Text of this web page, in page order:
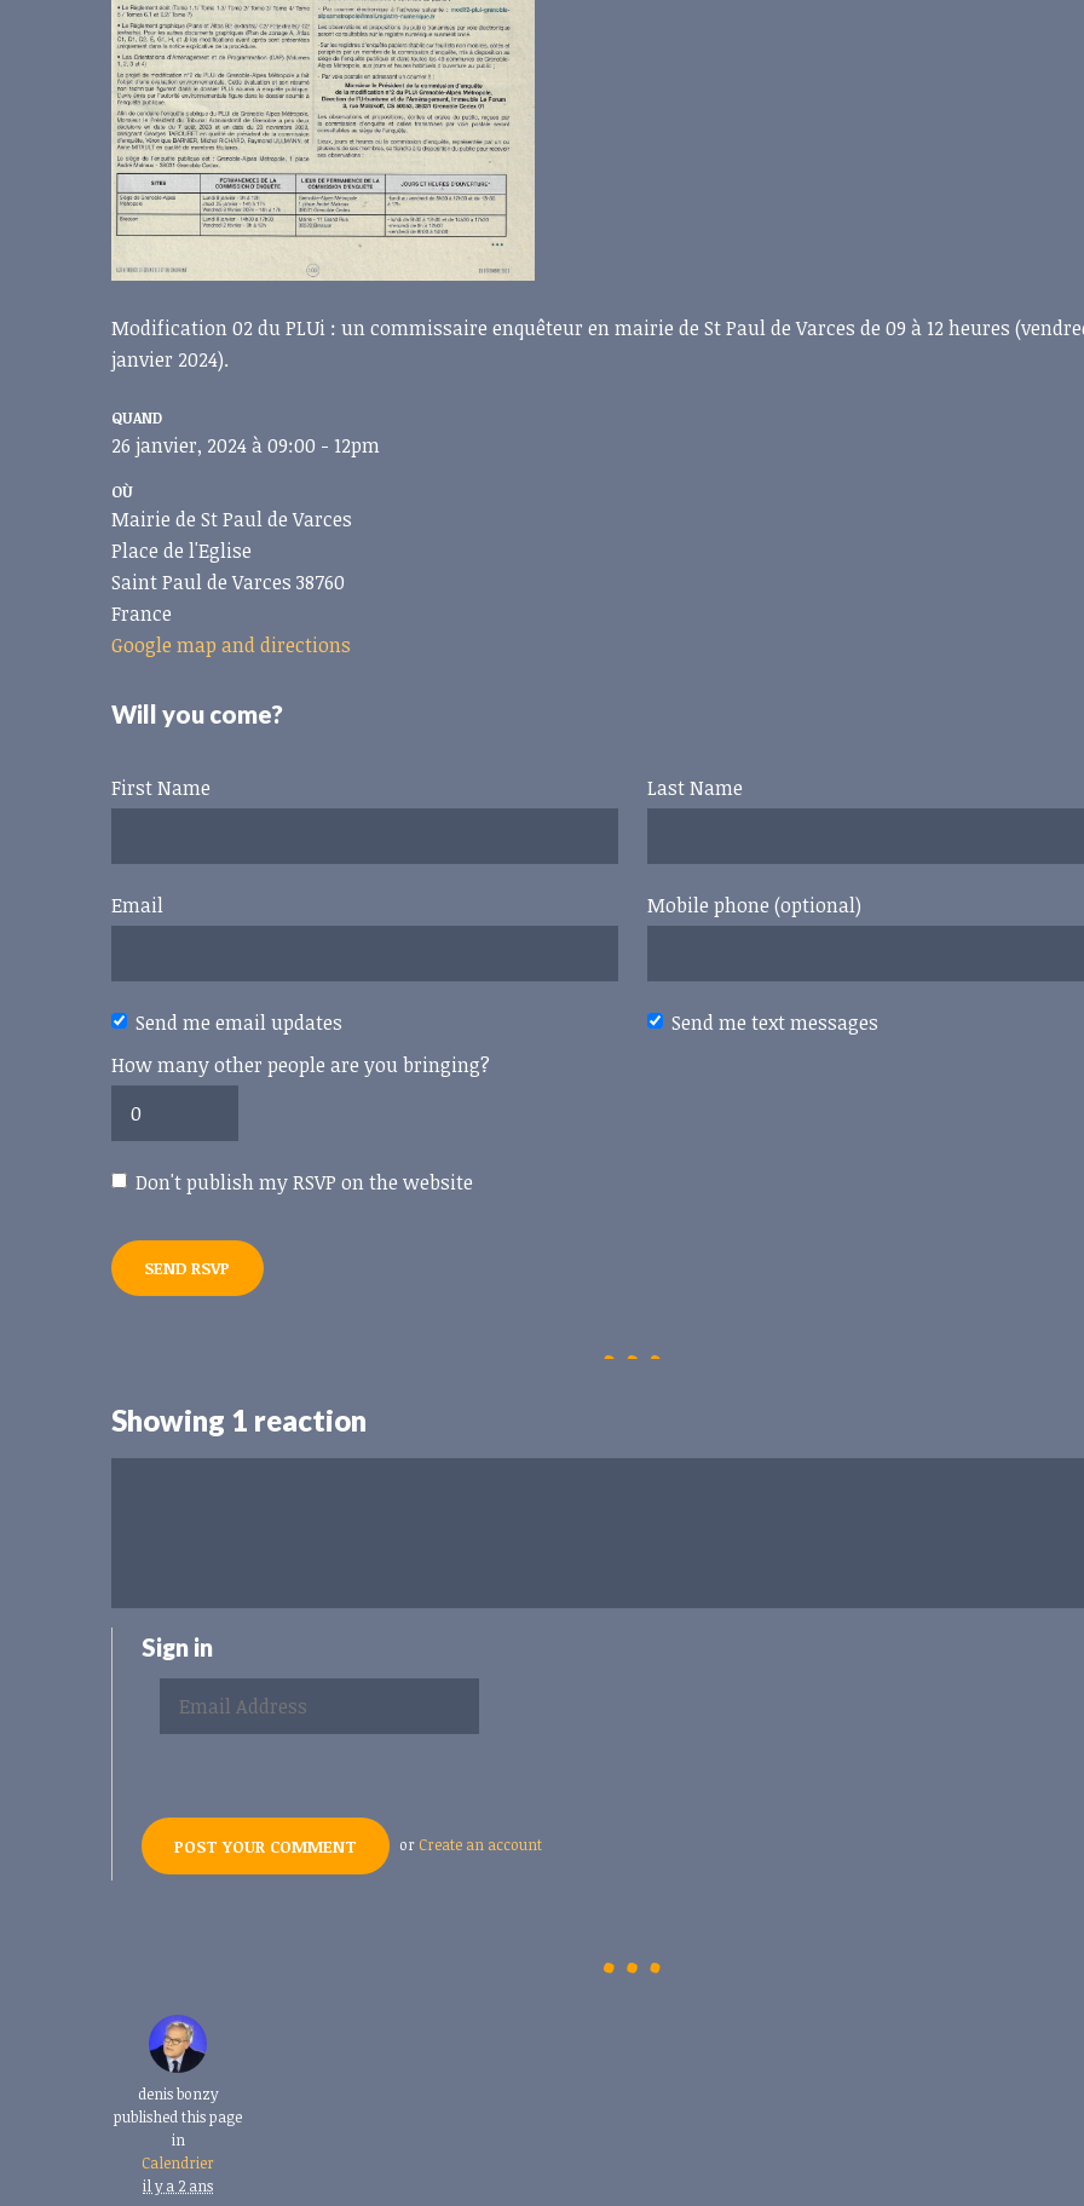
Modification 02 du PLUi : un commissaire enquêteur en mairie de St Paul de Varces de 09 à 12 heures
janvier 2024).
QUAND
26 janvier, 2024 à 09:00 - 12pm
OÙ
Mairie de St Paul de Varces
Place de l'Eglise
Saint Paul de Varces 38760
France
Google map and directions
Will you come?
First Name Last Name
Email Mobile phone (optional)
Send me email updates
Send me text messages
How many other people are you bringing?
Don't publish my RSVP on the website
Showing 1 reaction
Sign in
or Create an account
denis bonzy
published this page
in
Calendrier
il y a 2 ans